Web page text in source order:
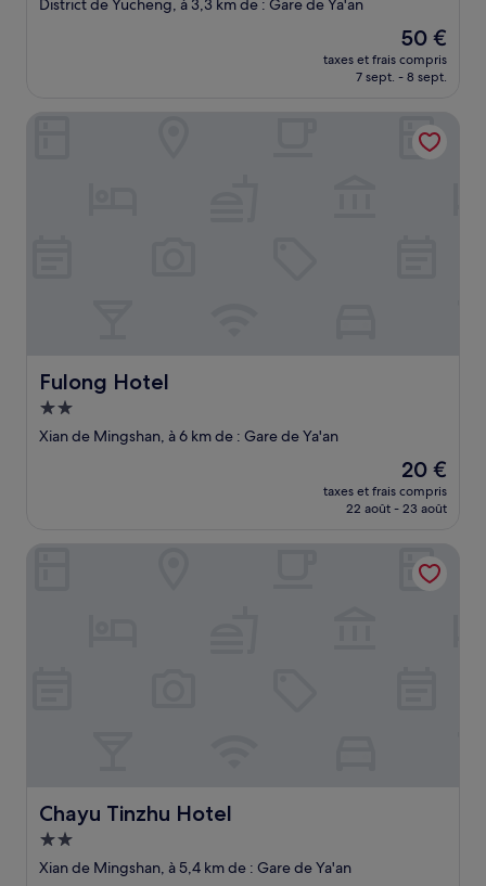
District de Yucheng, à 3,3 km de : Gare de Ya'an
Le
nouveau
prix
de
50 €
50 €
taxes et frais compris
7 sept. - 8 sept.
Fulong Hotel
Fulong Hotel
Hébergement
2.0 étoiles
Xian de Mingshan, à 6 km de : Gare de Ya'an
Le
nouveau
prix
de
20 €
20 €
taxes et frais compris
22 août - 23 août
Chayu Tinzhu Hotel
Chayu Tinzhu Hotel
Hébergement
2.0 étoiles
Xian de Mingshan, à 5,4 km de : Gare de Ya'an